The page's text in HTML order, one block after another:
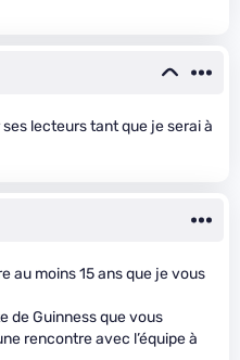
lecteurs tant que je serai à
au moins 15 ans que je vous
de Guinness que vous
rencontre avec l’équipe à